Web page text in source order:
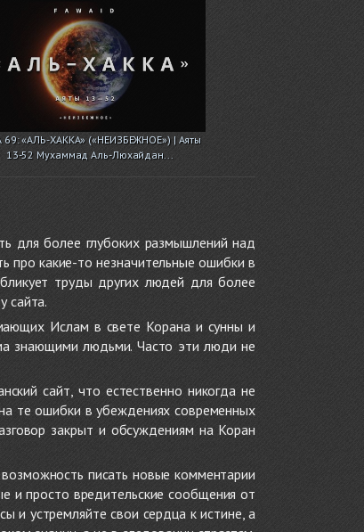
69: «АЛЬ-ХАККА» («НЕИЗБЕЖНОЕ») | Аяты
13-52 Мухаммад Аль-Люхайдан...
для более глубоких размышлений над
про какие-то незначительные ошибки в
труды других людей для более
сайта.
Ислам в свете Корана и сунны и
знающими людьми. Часто эти люди не
сайт, что естественно никогда не
те ошибки в убеждениях современных
закрыт и обсуждениям на Коран
писать новые комментарии
и просто вредительские сообщения от
и устремляйте свои сердца к истине, а